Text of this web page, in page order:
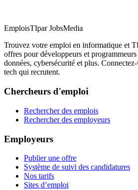
EmploisTIpar JobsMedia
Trouvez votre emploi en informatique et
offres pour développeurs et
données, cybersécurité et plus.
tech qui recrutent.
Chercheurs d'emploi
Rechercher des emplois
Rechercher des employeurs
Employeurs
Publier une offre
Système de suivi des candidatures
Nos tarifs
Sites d’emploi